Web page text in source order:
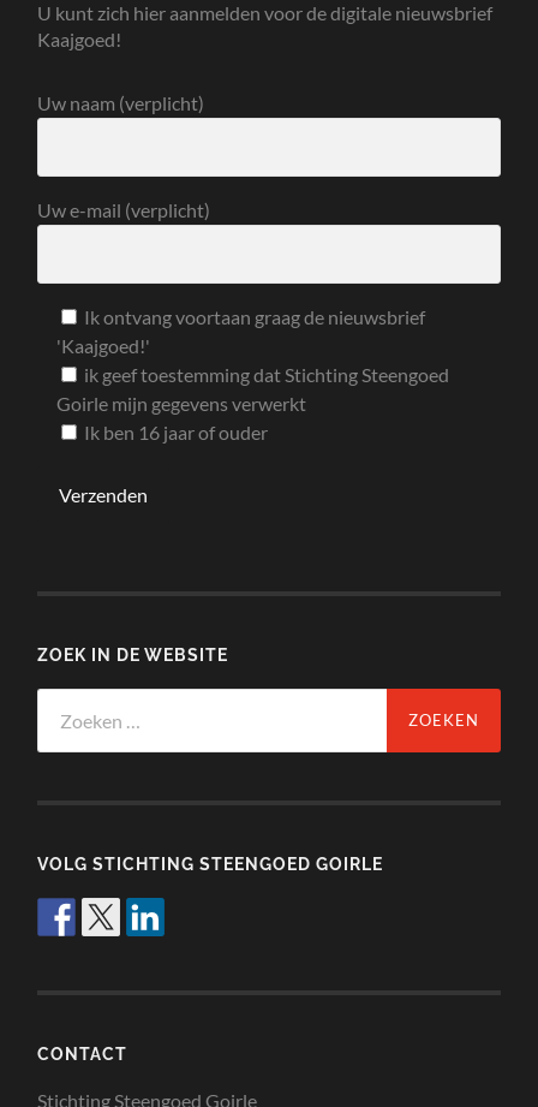
U kunt zich hier aanmelden voor de digitale nieuwsbrief
Kaajgoed!
Uw naam (verplicht)
Uw e-mail (verplicht)
Ik ontvang voortaan graag de nieuwsbrief
'Kaajgoed!'
ik geef toestemming dat Stichting Steengoed
Goirle mijn gegevens verwerkt
Ik ben 16 jaar of ouder
ZOEK IN DE WEBSITE
naar:
VOLG STICHTING STEENGOED GOIRLE
CONTACT
Stichting Steengoed Goirle